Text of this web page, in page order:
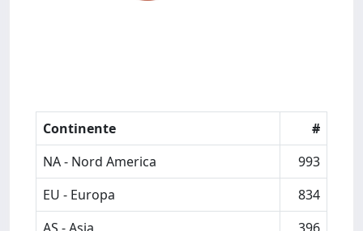
Continente
#
NA - Nord America
993
EU - Europa
834